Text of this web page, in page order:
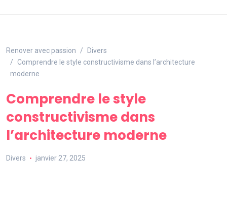
Renover avec passion
Divers
Comprendre le style constructivisme dans l’architecture
moderne
Comprendre le style
constructivisme dans
l’architecture moderne
Divers janvier 27, 2025